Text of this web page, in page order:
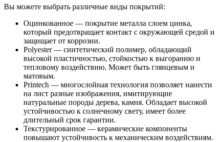
Вы можете выбрать различные виды покрытий:
Оцинкованное — покрытие металла слоем цинка,
который предотвращает контакт с окружающей средой и
защищает от коррозии.
Polyester — синтетический полимер, обладающий
высокой пластичностью, стойкостью к выгоранию и
тепловому воздействию. Может быть глянцевым и
матовым.
Printech — многослойная технология позволяет нанести
на лист разные изображения, имитирующие
натуральные породы дерева, камня. Обладает высокой
устойчивостью к солнечному свету, имеет более
длительный срок гарантии.
Текстурированное — керамические компоненты
повышают устойчивость к механическим воздействиям.